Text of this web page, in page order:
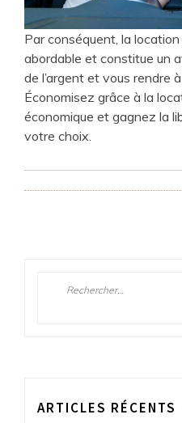
Par conséquent, la
abordable et constitue un
de l’argent et vous rendre
Économisez grâce à la
économique et gagnez la
votre choix.
ARTICLES RÉCENTS